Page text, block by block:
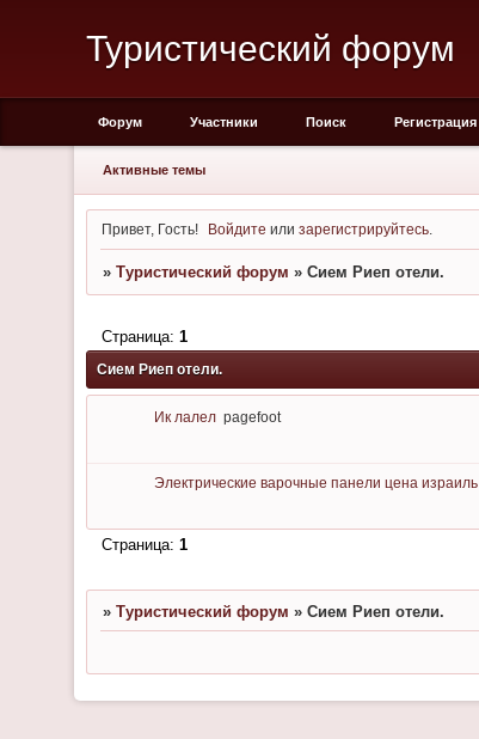
Туристический форум
Форум Участники Поиск Регистрация
Активные темы
Привет, Гость! Войдите илизарегистрируйтесь
» Туристический форум » Сием Риеп отели.
Сием Риеп отели.
Страница: 1
Ик лалел pagefoot
Электрические варочные панели цена израиль
Страница: 1
» Туристический форум » Сием Риеп отели.